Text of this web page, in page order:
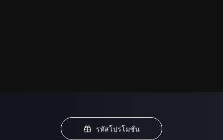
รหัสโปรโมชั่น